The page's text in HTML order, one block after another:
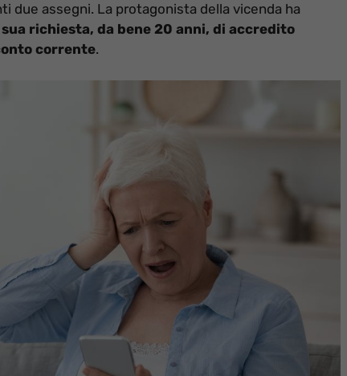
assegni. La protagonista della vicenda ha
richiesta, da bene 20 anni, di accredito
corrente.